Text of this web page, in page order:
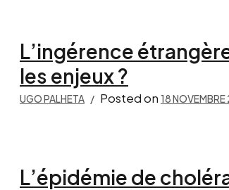
L’ingérence
les enjeux ?
UGO PALHETA Posted on 18
L’épidémie de